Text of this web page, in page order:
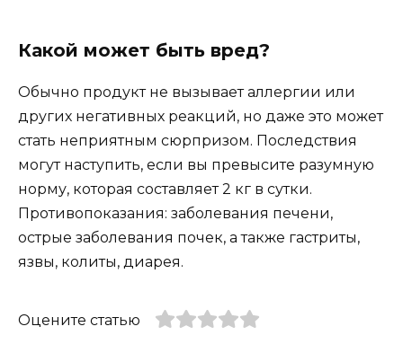
Какой может быть вред?
Обычно продукт не вызывает аллергии или
других негативных реакций, но даже это может
стать неприятным сюрпризом. Последствия
могут наступить, если вы превысите разумную
норму, которая составляет 2 кг в сутки.
Противопоказания: заболевания печени,
острые заболевания почек, а также гастриты,
язвы, колиты, диарея.
Оцените статью